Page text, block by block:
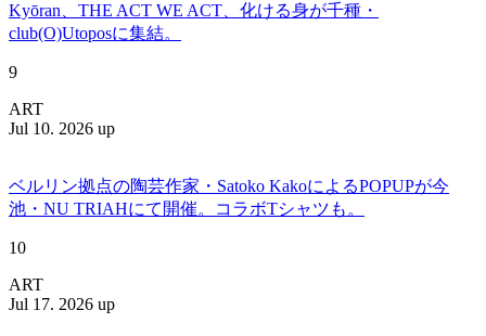
Kyōran、THE ACT WE ACT、化ける身が千種・
club(O)Utoposに集結。
9
ART
Jul 10. 2026 up
ベルリン拠点の陶芸作家・Satoko KakoによるPOPUPが今
池・NU TRIAHにて開催。コラボTシャツも。
10
ART
Jul 17. 2026 up